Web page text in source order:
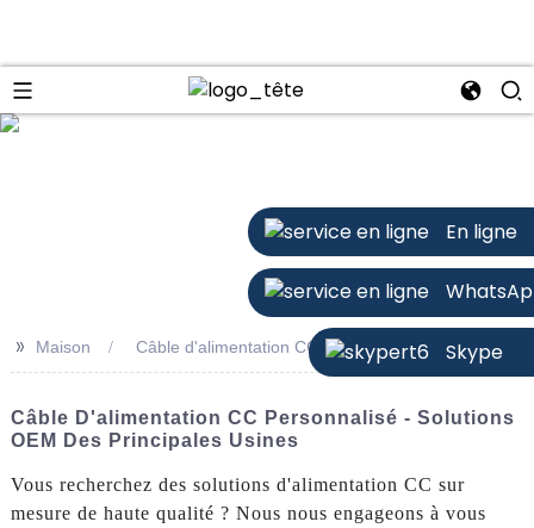
En ligne
Skype
>> Maison Câble d'alimentation CC personnalisé
Câble D'alimentation CC Personnalisé - Solutions
OEM Des Principales Usines
Vous recherchez des solutions d'alimentation CC sur
mesure de haute qualité ? Nous nous engageons à vous